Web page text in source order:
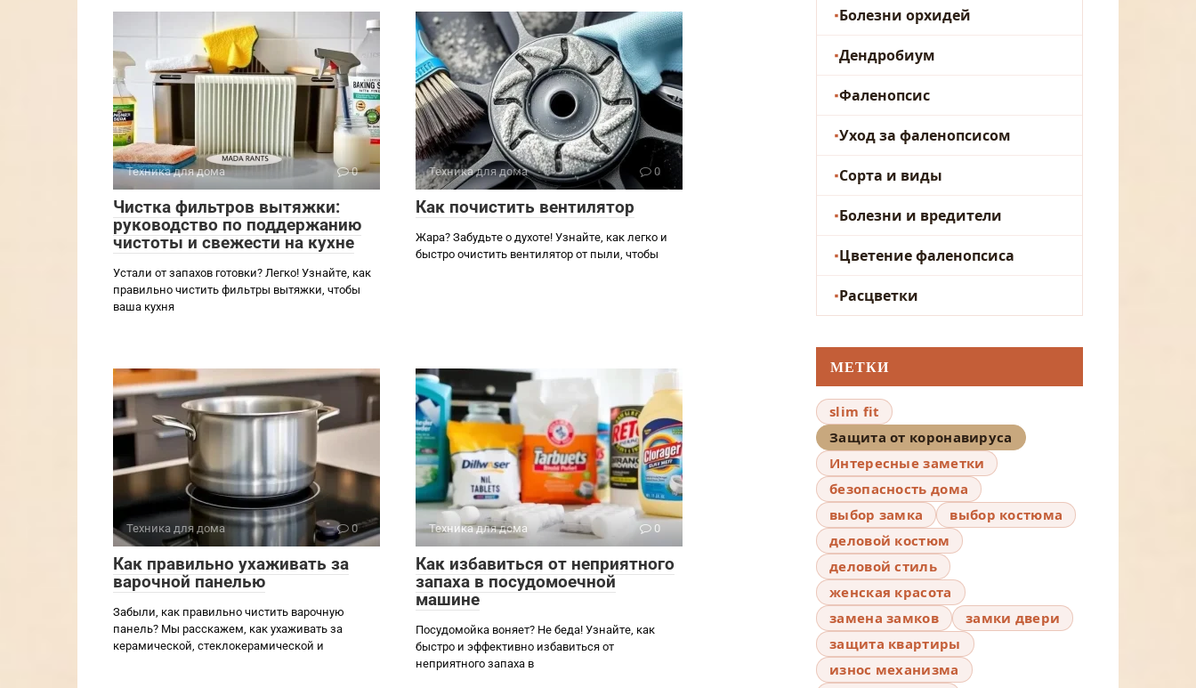
Техника для дома 0
Чистка фильтров вытяжки:
руководство по поддержанию
чистоты и свежести на кухне
Устали от запахов готовки? Легко! Узнайте, как
правильно чистить фильтры вытяжки, чтобы
ваша кухня
Техника для дома 0
Как почистить вентилятор
Жара? Забудьте о духоте! Узнайте, как легко и
быстро очистить вентилятор от пыли, чтобы
Техника для дома 0
Как правильно ухаживать за
варочной панелью
Забыли, как правильно чистить варочную
панель? Мы расскажем, как ухаживать за
керамической, стеклокерамической и
Техника для дома 0
Как избавиться от неприятного
запаха в посудомоечной
машине
Посудомойка воняет? Не беда! Узнайте, как
быстро и эффективно избавиться от
неприятного запаха в
Болезни орхидей
Дендробиум
Фаленопсис
Уход за фаленопсисом
Сорта и виды
Болезни и вредители
Цветение фаленопсиса
Расцветки
МЕТКИ
slim fit
Защита от коронавируса
Интересные заметки
безопасность дома
выбор замка
выбор костюма
деловой костюм
деловой стиль
женская красота
замена замков
замки двери
защита квартиры
износ механизма